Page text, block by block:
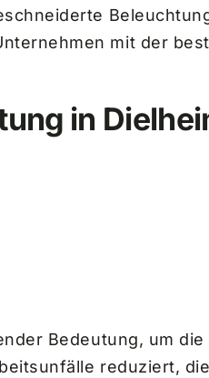
mit der
in
Bedeutung, um
reduziert,